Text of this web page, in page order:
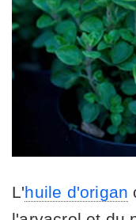
L'huile d'origan